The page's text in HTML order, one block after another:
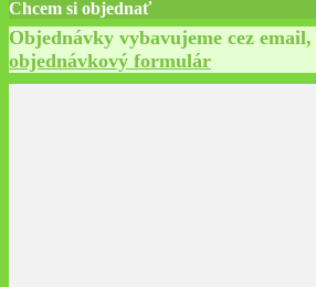
Chcem si objednať
Objednávky vybavujeme cez
objednávkový formulár